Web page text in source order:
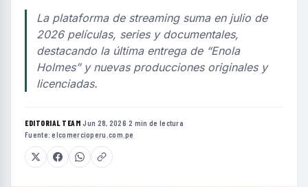
La plataforma de streaming suma en julio de
2026 películas, series y documentales,
destacando la última entrega de “Enola
Holmes” y nuevas producciones originales y
licenciadas.
EDITORIAL TEAM·Jun 28, 2026·2 min de lectura·
Fuente:elcomercioperu.com.pe